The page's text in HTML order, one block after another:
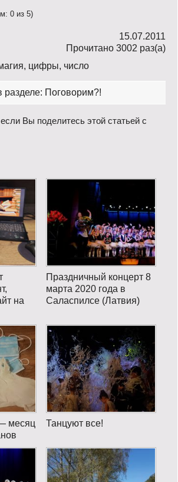
0 из 5)
15.07.2011
Прочитано 3002 раз(a)
, цифры, число
разделе: Поговорим?!
Вы поделитесь этой статьей с
на
Праздничный концерт 8
марта 2020 года в
Саласпилсе (Латвия)
месяц
Танцуют все!